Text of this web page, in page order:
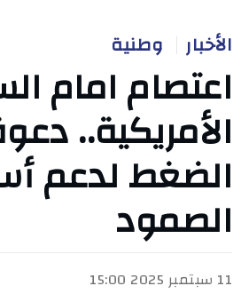
الأخبار وطنية
اعتصام امام
الأمريكية..
الضغط لدعم
الصمود
11 سبتمبر 2025 15:00